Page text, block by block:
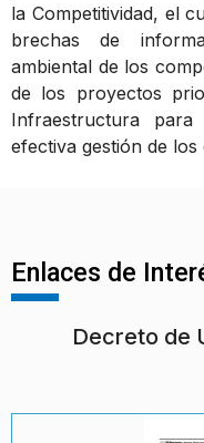
la Competitividad, el
brechas de
ambiental de los
de los proyectos
Infraestructura
efectiva gestión de los
Enlaces de
Decreto de